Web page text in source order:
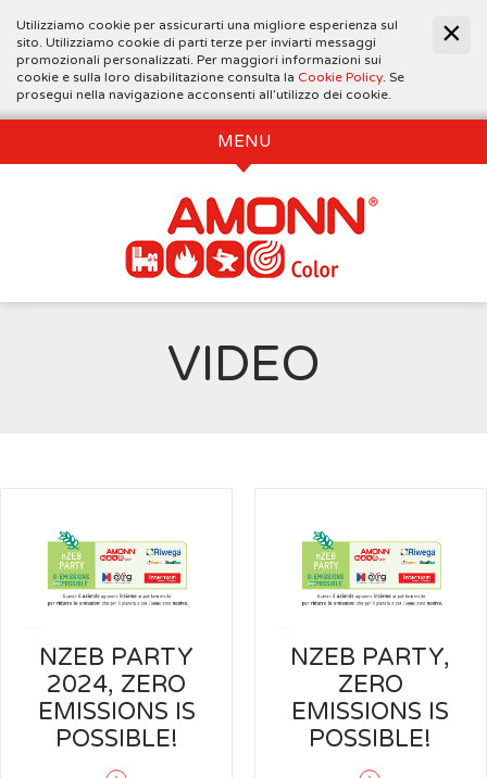
Utilizziamo cookie per assicurarti una migliore esperienza sul
sito. Utilizziamo cookie di parti terze per inviarti messaggi
promozionali personalizzati. Per maggiori informazioni sui
cookie e sulla loro disabilitazione consulta la Cookie Policy. Se
prosegui nella navigazione acconsenti all’utilizzo dei cookie.
MENU
VIDEO
NZEB PARTY
2024, ZERO
EMISSIONS IS
POSSIBLE!
NZEB PARTY,
ZERO
EMISSIONS IS
POSSIBLE!